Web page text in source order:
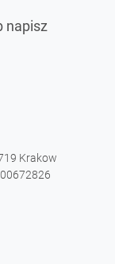
napisz
Krakow